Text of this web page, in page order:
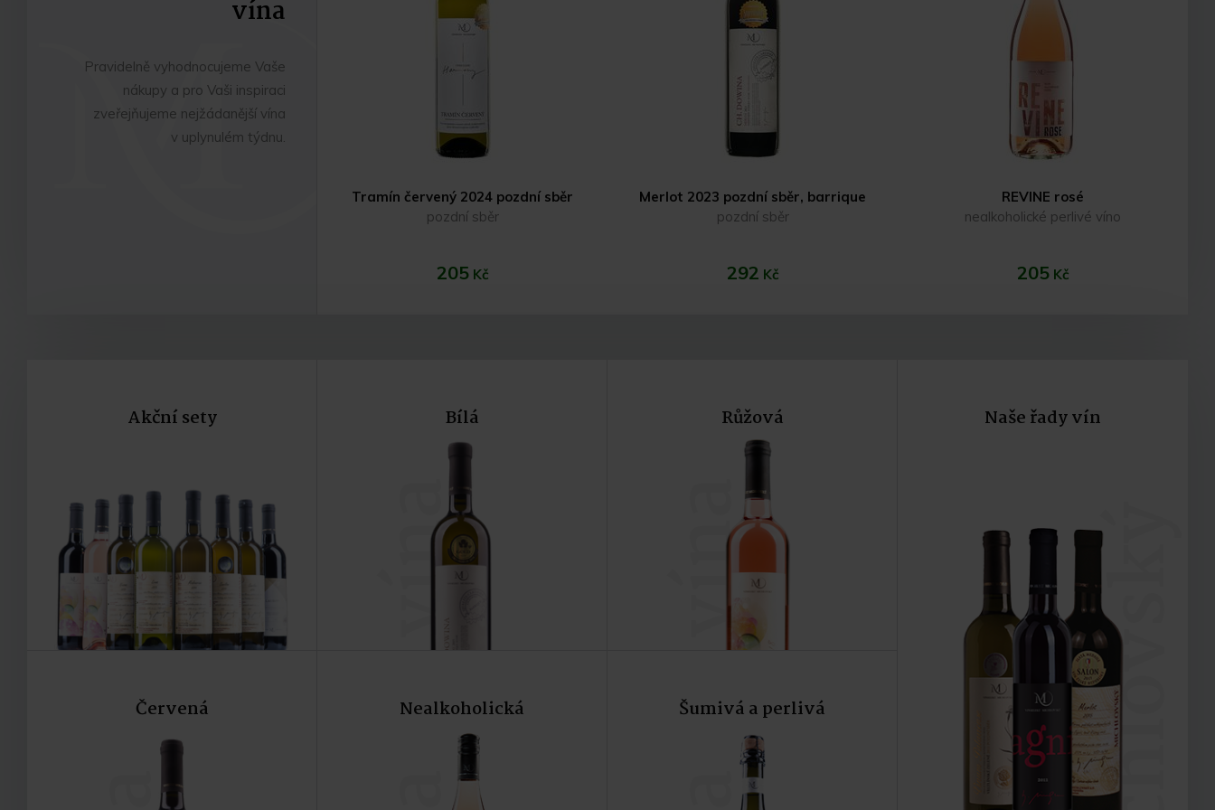
vína
Pravidelně vyhodnocujeme Vaše
nákupy a pro Vaši inspiraci
zveřejňujeme nejžádanější vína
v uplynulém týdnu.
Tramín červený 2024 pozdní sběr
pozdní sběr
205 Kč
Merlot 2023 pozdní sběr, barrique
pozdní sběr
292 Kč
Do košíku
REVINE rosé
nealkoholické perlivé víno
205 Kč
Naše řady vín
michlovský
Akční sety Bílá
vína
Růžová
vína
Červená Nealkoholická Šumivá a perlivá